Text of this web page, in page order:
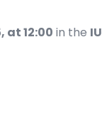
at 12:00 in the